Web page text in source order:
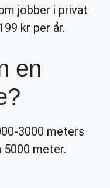
jobber i privat
kr per år.
en
3000 meters
5000 meter.